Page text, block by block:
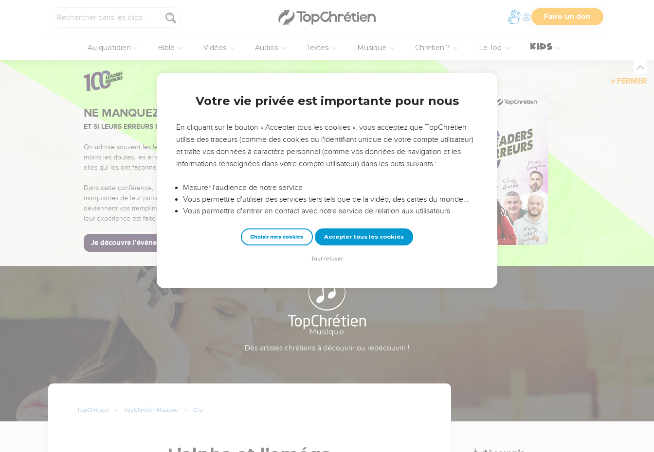
Faire un don
Au quotidien Bible Vidéos Audios Textes Musique Chrétien ? Le Top
FERMER
NE MANQUEZ PAS L’ÉVÉNEMENT DE L’ANNÉE !
ET SI LEURS ERREURS POUVAIENT VOUS ÉVITER LES VOTRES ?
On admire souvent les leaders pour leurs réussites, leur impact, leur foi ou leur vision. Mais on voit
moins les doutes, les erreurs et les saisons difficiles qu'ils ont traversés, alors même que ce sont
elles qui les ont façonnés.
Dans cette conférence, leaders, entrepreneurs, et responsables reviennent sur les erreurs
marquantes de leur parcours et les clés pour avancer avec plus de sagesse afin que leurs erreurs
deviennent vos tremplins. Que vous guidiez un ministère, une équipe, un groupe ou une famille,
leur expérience est faite pour vous.
Je découvre l’événement
Des artistes chrétiens à découvrir ou redécouvrir !
TopChrétien TopChrétien Musique Clip
Votre vie privée est importante pour nous
En cliquant sur le bouton « Accepter tous les cookies », vous acceptez que TopChrétien
utilise des traceurs (comme des cookies ou l'identifiant unique de votre compte utilisateur)
et traite vos données à caractère personnel (comme vos données de navigation et les
informations renseignées dans votre compte utilisateur) dans les buts suivants :
Mesurer l'audience de notre service
Vous permettre d'utiliser des services tiers tels que de la vidéo, des cartes du monde…
Vous permettre d'entrer en contact avec notre service de relation aux utilisateurs.
Choisir mes cookies Accepter tous les cookies
Tout refuser